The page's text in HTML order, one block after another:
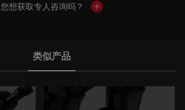
您想获取专人咨询吗？ Show local contacts
类似产品